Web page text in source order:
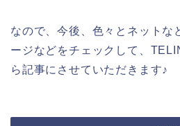
なので、今後、色々とネットな
ージなどをチェックして、
ら記事にさせていただきます♪